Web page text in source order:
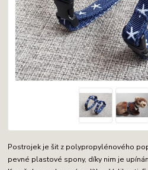
Postrojek je šit z polypropylénového
pevné plastové spony, díky nim je